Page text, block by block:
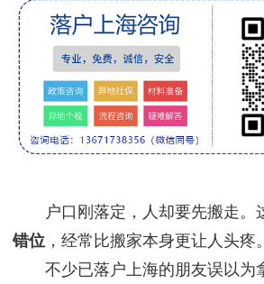
生
务
优
案
户口刚落定，人却要先搬走。
错位 ，经常比搬家本身更让人头疼。
不少已落户上海的朋友误以为